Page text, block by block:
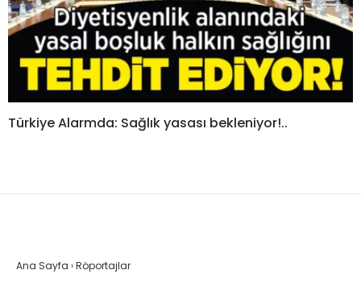
Türkiye Alarmda: Sağlık yasası bekleniyor!..
Ana Sayfa ›Röportajlar